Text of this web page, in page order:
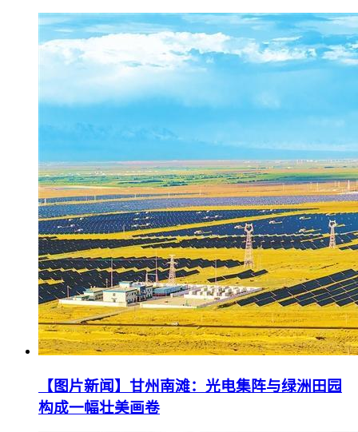
【图片新闻】甘州南滩：光电集阵与绿洲田园
构成一幅壮美画卷